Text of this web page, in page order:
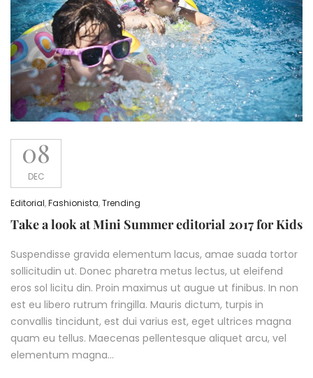
08
DEC
Editorial,Fashionista,Trending
Take a look at Mini Summer editorial 2017 for Kids
Suspendisse gravida elementum lacus, amae suada tortor
sollicitudin ut. Donec pharetra metus lectus, ut eleifend
eros sol licitu din. Proin maximus ut augue ut finibus. In non
est eu libero rutrum fringilla. Mauris dictum, turpis in
convallis tincidunt, est dui varius est, eget ultrices magna
quam eu tellus. Maecenas pellentesque aliquet arcu, vel
elementum magna…